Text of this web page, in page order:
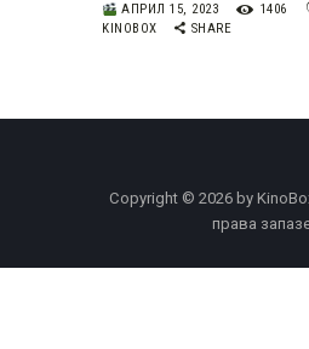
АПРИЛ 15, 2023 1406
KINOBOX
SHARE
Copyright © 2026 by
права